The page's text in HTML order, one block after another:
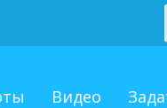
Видео